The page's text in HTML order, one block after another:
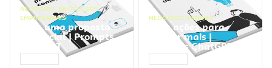
NEGÓCIOS, PROCESSOS
EMPRESARIAIS
Faça uma proposta
comercial | Prompts
ChatGPT
NEGÓCIOS, VENDAS
Faça ações para
vender mais |
Prompts ChatGPT